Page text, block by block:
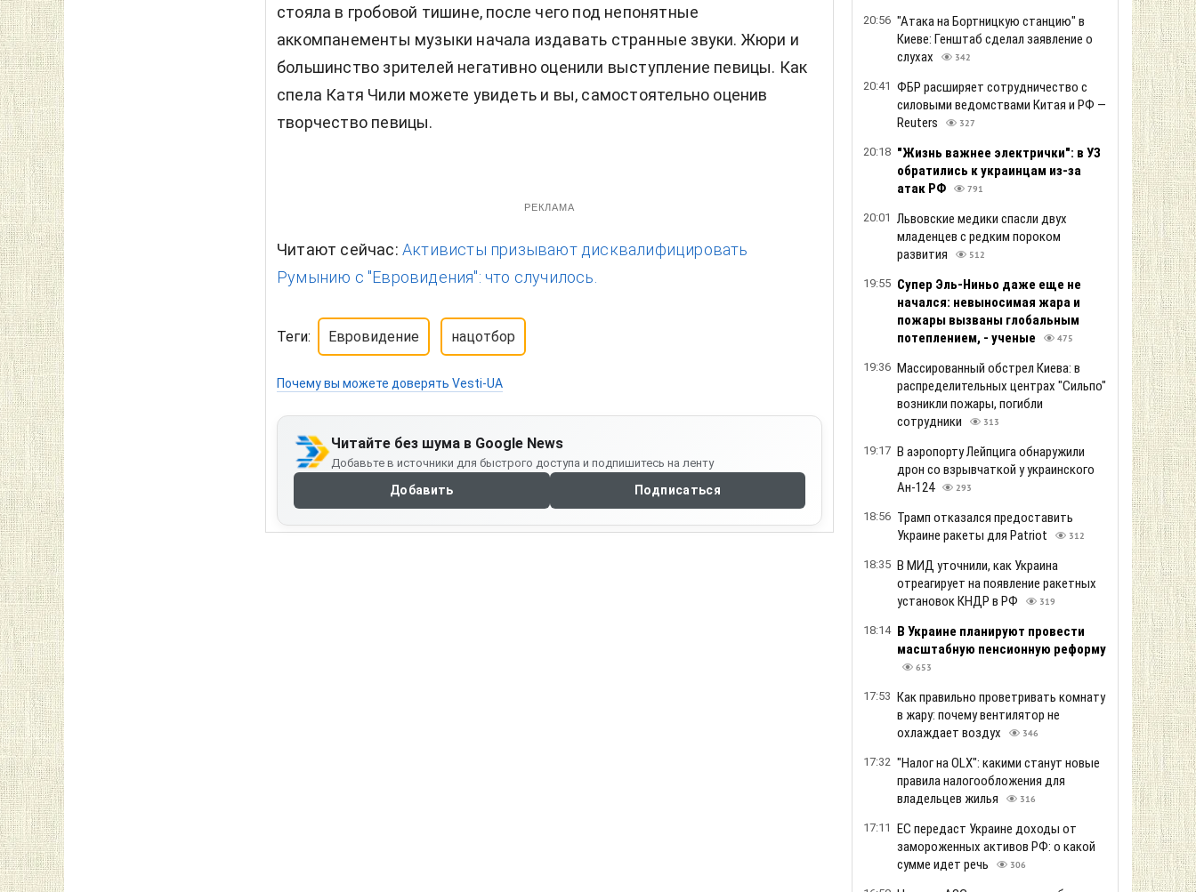
стояла в гробовой тишине, после чего под непонятные
аккомпанементы музыки начала издавать странные звуки. Жюри и
большинство зрителей негативно оценили выступление певицы. Как
спела Катя Чили можете увидеть и вы, самостоятельно оценив
творчество певицы.
РЕКЛАМА
Читают сейчас: Активисты призывают дисквалифицировать
Румынию с "Евровидения": что случилось.
Теги: Евровидение нацотбор
Почему вы можете доверять Vesti-UA
Читайте без шума в Google News
Добавьте в источники для быстрого доступа и подпишитесь на ленту
Добавить Подписаться
20:56 "Атака на Бортницкую станцию" в
Киеве: Генштаб сделал заявление о
слухах
342
20:41 ФБР расширяет сотрудничество с
силовыми ведомствами Китая и РФ —
Reuters
327
20:18 "Жизнь важнее электрички": в УЗ
обратились к украинцам из-за
атак РФ
791
20:01 Львовские медики спасли двух
младенцев с редким пороком
развития
512
19:55 Супер Эль-Ниньо даже еще не
начался: невыносимая жара и
пожары вызваны глобальным
потеплением, - ученые
475
19:36 Массированный обстрел Киева: в
распределительных центрах "Сильпо"
возникли пожары, погибли
сотрудники
313
19:17 В аэропорту Лейпцига обнаружили
дрон со взрывчаткой у украинского
Ан-124
293
18:56 Трамп отказался предоставить
Украине ракеты для Patriot
312
18:35 В МИД уточнили, как Украина
отреагирует на появление ракетных
установок КНДР в РФ
319
18:14 В Украине планируют провести
масштабную пенсионную реформу
653
17:53 Как правильно проветривать комнату
в жару: почему вентилятор не
охлаждает воздух
346
17:32 "Налог на OLX": какими станут новые
правила налогообложения для
владельцев жилья
316
17:11 ЕС передаст Украине доходы от
замороженных активов РФ: о какой
сумме идет речь
306